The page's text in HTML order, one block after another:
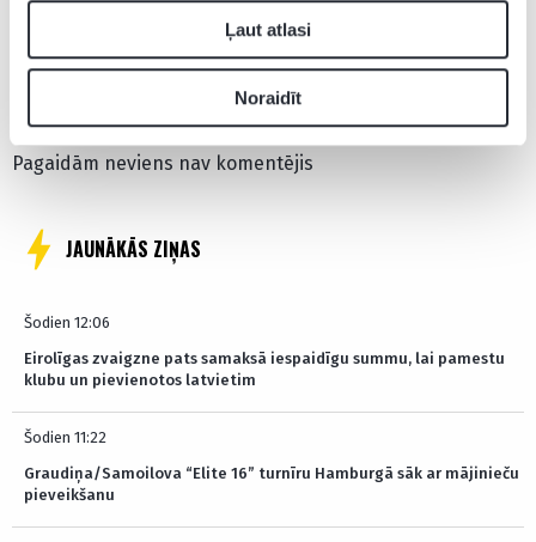
Ļaut atlasi
Noraidīt
Pievienot komentāru
Pagaidām neviens nav komentējis
JAUNĀKĀS ZIŅAS
Šodien 12:06
Eirolīgas zvaigzne pats samaksā iespaidīgu summu, lai pamestu
klubu un pievienotos latvietim
Šodien 11:22
Graudiņa/Samoilova “Elite 16” turnīru Hamburgā sāk ar mājinieču
pieveikšanu